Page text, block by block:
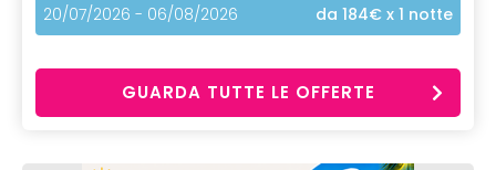
20/07/2026 - 06/08/2026
da 184€ x 1 notte
GUARDA TUTTE LE OFFERTE